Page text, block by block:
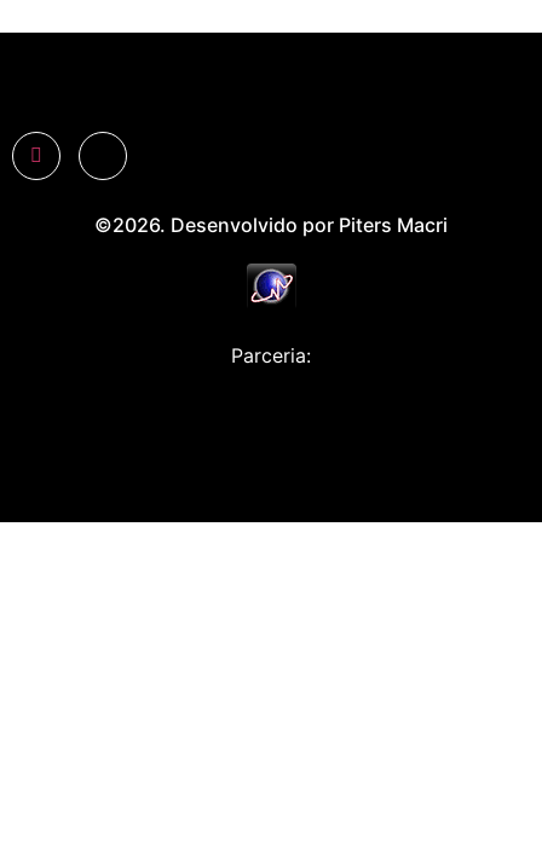
©2026. Desenvolvido por Piters Macri
Parceria: